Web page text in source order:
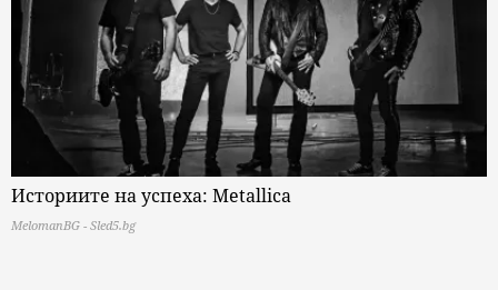
Историите на успеха: Metallica
MelomanBG - Sled5.bg